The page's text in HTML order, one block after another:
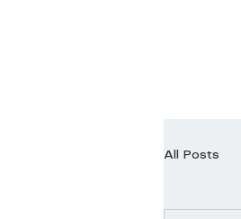
All Posts